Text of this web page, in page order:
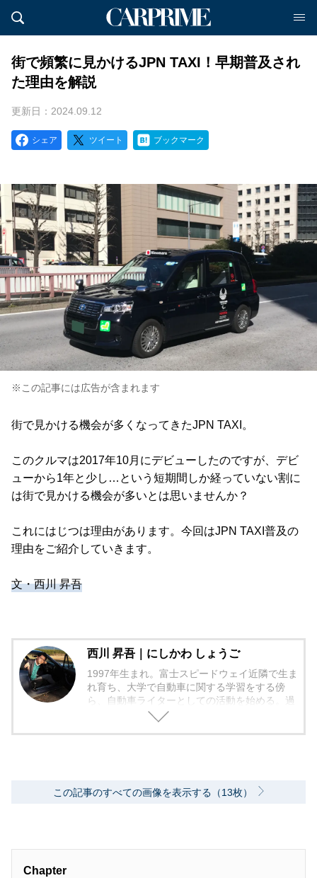
街で頻繁に見かけるJPN TAXI！早期普及され
た理由を解説
更新日：2024.09.12
シェア ツイート ブックマーク
※この記事には広告が含まれます
街で見かける機会が多くなってきたJPN TAXI。
このクルマは2017年10月にデビューしたのですが、デビ
ューから1年と少し…という短期間しか経っていない割に
は街で見かける機会が多いとは思いませんか？
これにはじつは理由があります。今回はJPN TAXI普及の
理由をご紹介していきます。
文・西川 昇吾
西川 昇吾｜にしかわ しょうご
1997年生まれ。富士スピードウェイ近隣で生ま
れ育ち、大学で自動車に関する学習をする傍
ら、自動車ライターとしての活動を始める。過
去にはコミュニティFMのモータースポーツコ
この記事のすべての画像を表示する（13枚）
Chapter